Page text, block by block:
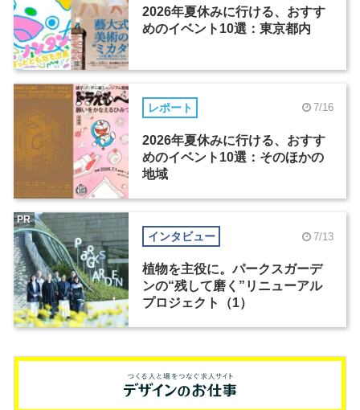
2026年夏休みに行ける、おすす
めのイベント10選：東京都内
レポート 7/16
2026年夏休みに行ける、おすす
めのイベント10選：そのほかの
地域
インタビュー 7/13
植物を主役に。パークスガーデ
ンの“残して磨く”リニューアル
プロジェクト（1）
PR